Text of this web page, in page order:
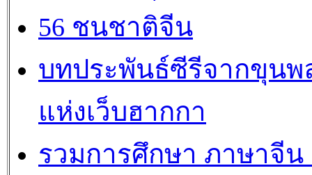
56 ชนชาติจีน
บทประพันธ์ซีรีจากขุนพ
แห่งเว็บฮากกา
รวมการศึกษา ภาษาจีน